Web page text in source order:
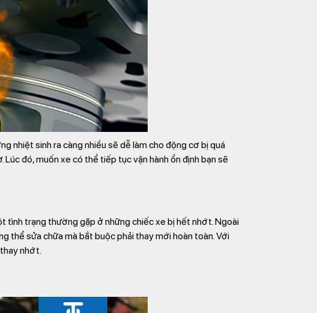
nhiệt sinh ra càng nhiều sẽ dễ làm cho động cơ bị quá
đó, muốn xe có thể tiếp tục vận hành ổn định bạn sẽ
tình trạng thường gặp ở những chiếc xe bị hết nhớt. Ngoài
thể sửa chữa mà bắt buộc phải thay mới hoàn toàn. Với
nhớt.